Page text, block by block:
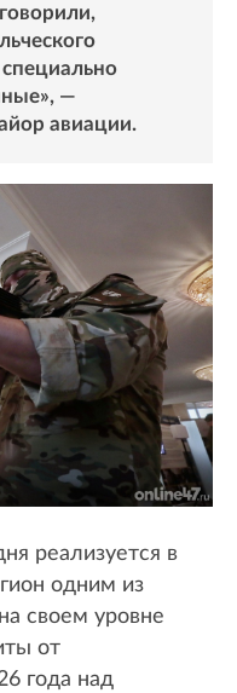
—
авиации.
реализуется в
одним из
своем уровне
от
года над